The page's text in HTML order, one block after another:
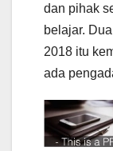
dan pihak
belajar.
2018 itu
ada